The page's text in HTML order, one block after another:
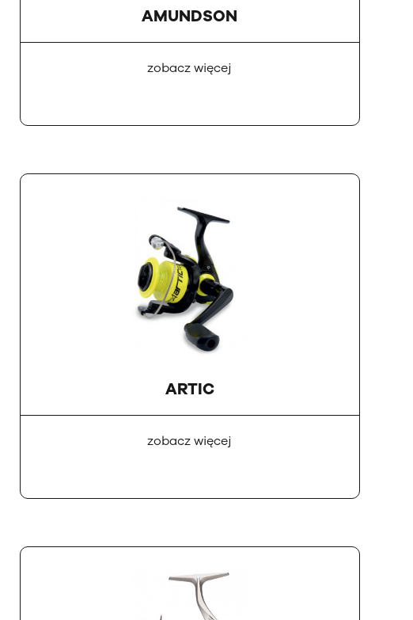
AMUNDSON
zobacz więcej
ARTIC
zobacz więcej